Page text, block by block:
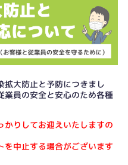
拡大防止と予防につきまし
業員の安全と安心のため各種
かりしてお迎えいたしますの
中止する場合がございます